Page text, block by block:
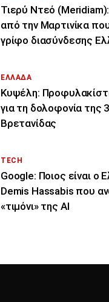
Τιερύ Ντεό
από την Μαρτινίκα
γρίφο διασύνδεσης
ΕΛΛΑΔΑ
Κυψέλη:
για τη δολοφονία της
Βρετανίδας
TECH
Google: Ποιος είναι ο
Demis Hassabis που
«τιμόνι» της ΑΙ